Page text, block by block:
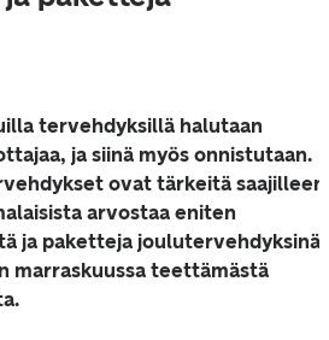
tervehdyksillä halutaan
ja siinä myös onnistutaan.
ovat tärkeitä
arvostaa eniten
ja paketteja joulutervehdyksinä.
marraskuussa teettämästä